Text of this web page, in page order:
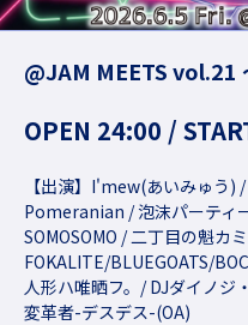
@JAM MEETS vol.21
OPEN 24:00 /
【出演】I'mew(あいみゅう)
Pomeranian / 泡沫パーティ
SOMOSOMO / 二丁目の魁カ
FOKALITE/BLUEGOATS/
人形ハ唯晒フ。/ DJダイノジ
変革者-デスデス-(OA)